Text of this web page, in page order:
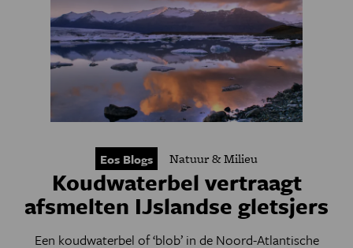
Eos Blogs Natuur & Milieu
Koudwaterbel vertraagt
afsmelten IJslandse gletsjers
Een koudwaterbel of ‘blob’ in de Noord-Atlantische